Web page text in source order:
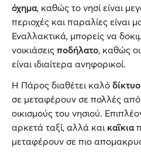
όχημα, καθώς το νησί είναι
περιοχές και παραλίες είναι
Εναλλακτικά, μπορείς να
νοικιάσεις ποδήλατο, καθώς
είναι ιδιαίτερα ανηφορικοί.
Η Πάρος διαθέτει καλό
σε μεταφέρουν σε πολλές από
οικισμούς του νησιού.
αρκετά ταξί, αλλά και καΐκια
μεταφέρουν σε πιο